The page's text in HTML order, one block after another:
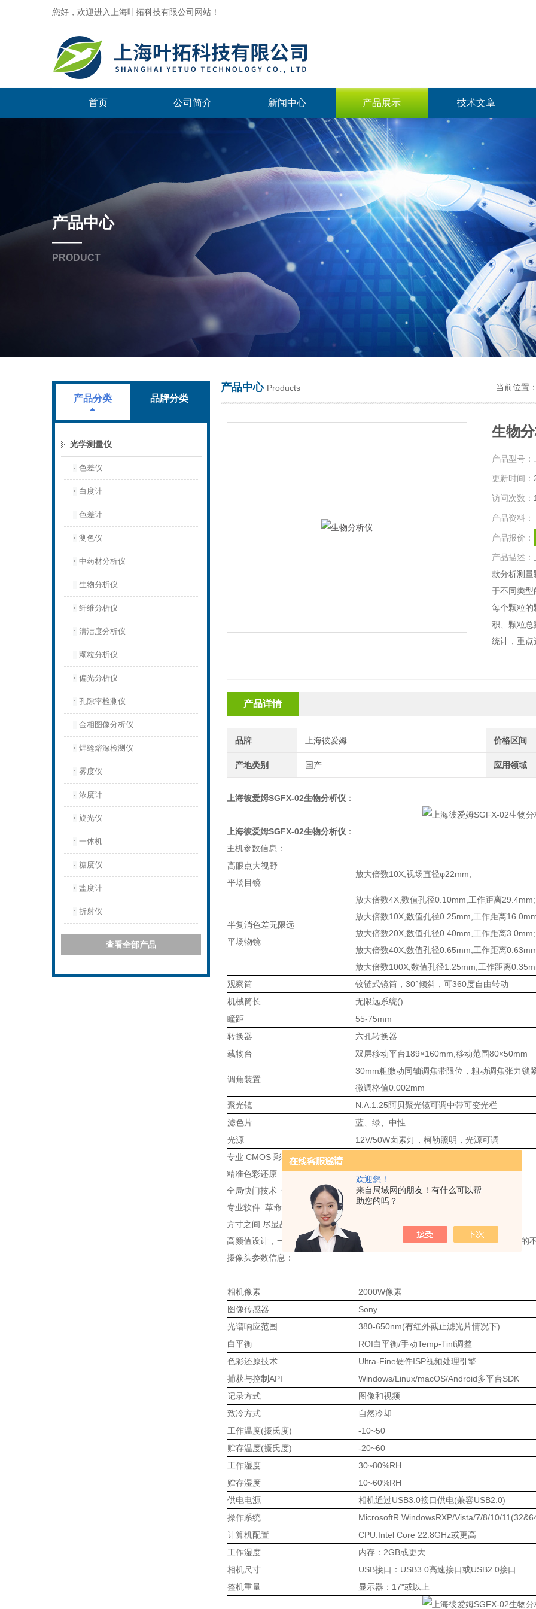
欢迎您！
来自局域网的朋友！有什么可以帮
助您的吗？
您好，欢迎进入上海叶拓科技有限公司网站！
首页 公司简介 新闻中心 产品展示 技术文章
产品中心
PRODUCT
产品分类 品牌分类
光学测量仪
色差仪
白度计
色差计
测色仪
中药材分析仪
生物分析仪
纤维分析仪
清洁度分析仪
颗粒分析仪
偏光分析仪
孔隙率检测仪
金相图像分析仪
焊缝熔深检测仪
雾度仪
浓度计
旋光仪
一体机
糖度仪
盐度计
折射仪
查看全部产品
产品中心 Products 当前位置
生物
产品型号：
更新时间：
访问次数：
产品资料：
产品报价：
产品描述：
款分析测量
于不同类型
每个颗粒的
积、颗粒总
统计，重点
产品详情
品牌 上海彼爱姆 价格区间
产地类别 国产 应用领域
上海彼爱姆SGFX-02生物分析仪 ：
上海彼爱姆SGFX-02生物分析仪 ：
主机参数信息：
高眼点大视野
平场目镜
放大倍数10X,视场直径φ22mm;
半复消色差无限远
平场物镜
放大倍数4X,数值孔径0.10mm,工作距离29.4mm;
放大倍数10X,数值孔径0.25mm,工作距离
放大倍数20X,数值孔径0.40mm,工作距离3.0mm;
放大倍数40X,数值孔径0.65mm,工作距离
放大倍数100X,数值孔径1.25mm,工作距离
观察筒
铰链式镜筒，30°倾斜，可360度自由转动
机械筒长
无限远系统()
瞳距
55-75mm
转换器
六孔转换器
载物台
双层移动平台189×160mm,移动范围80×50mm
调焦装置
30mm粗微动同轴调焦带限位，粗动调焦张力锁
微调格值0.002mm
聚光镜
N.A.1.25阿贝聚光镜可调中带可变光栏
滤色片
蓝、绿、中性
光源
12V/50W卤素灯，柯勒照明，光源可调
专业 CMOS 彩色相机
精准色彩还原 核心算法,有效改善色彩偏差
全局快门技术 快速捕获无失真未变形图像
专业软件 革命性的计算成像软件功能
方寸之间 尽显品质
高颜值设计，一丝不苟的CNC圆弧加工，一尘不染的环保喷涂工艺，干净不掉屑的
摄像头参数信息：
相机像素
2000W像素
图像传感器
Sony
光谱响应范围
380-650nm(有红外截止滤光片情况下)
白平衡
ROI白平衡/手动Temp-Tint调整
色彩还原技术
Ultra-Fine硬件ISP视频处理引擎
捕获与控制API
Windows/Linux/macOS/Android多平台SDK
记录方式
图像和视频
致冷方式
自然冷却
工作温度(摄氏度)
-10~50
贮存温度(摄氏度)
-20~60
工作湿度
30~80%RH
贮存湿度
10~60%RH
供电电源
相机通过USB3.0接口供电(兼容USB2.0)
操作系统
MicrosoftR WindowsRXP/Vista/7/8/10/
计算机配置
CPU:Intel Core 22.8GHz或更高
工作湿度
内存：2GB或更大
相机尺寸
USB接口：USB3.0高速接口或USB2.0接口
整机重量
显示器：17"或以上